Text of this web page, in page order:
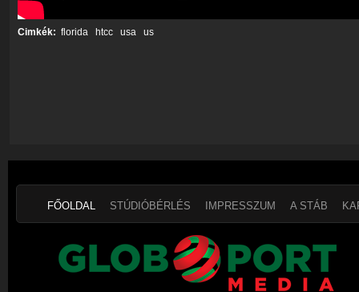
Cimkék: florida htcc usa us
FŐOLDAL STÚDIÓBÉRLÉS IMPRESSZUM A STÁB